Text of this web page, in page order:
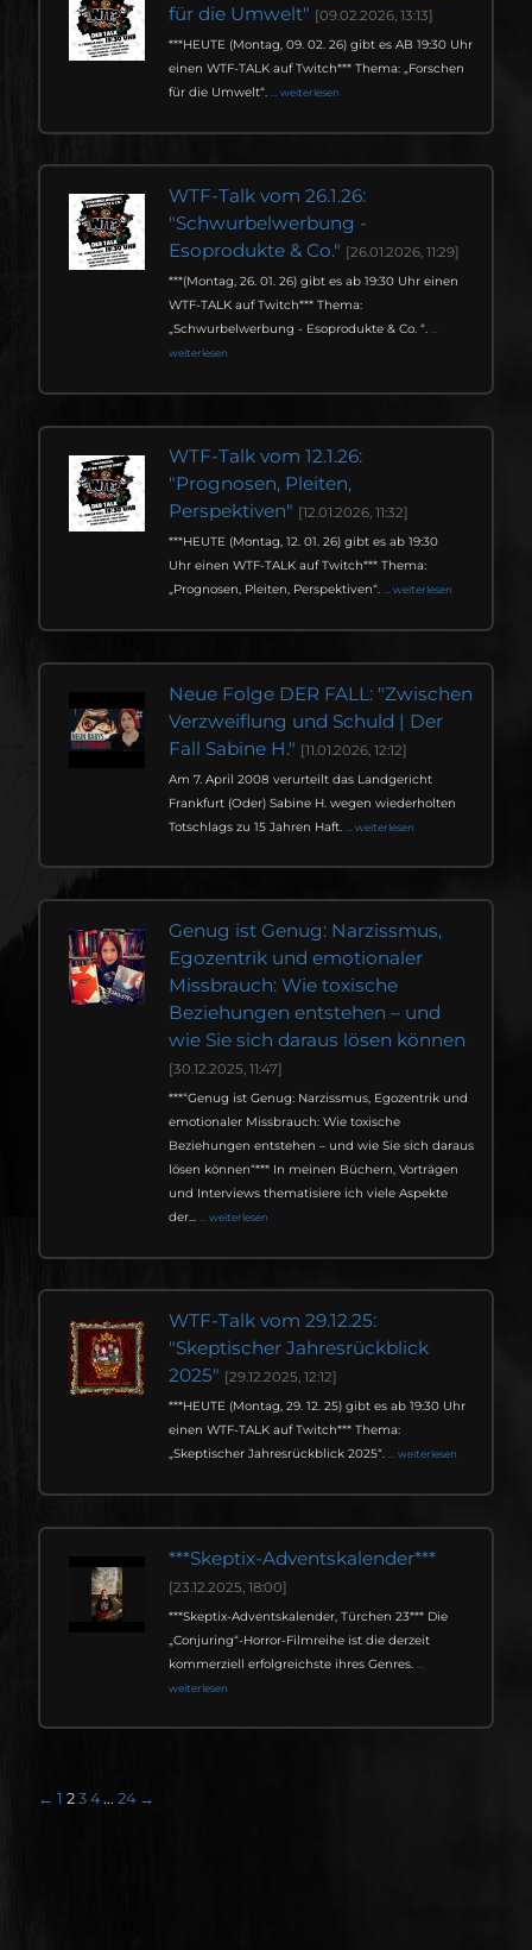
für die Umwelt" [09.02.2026, 13:13]
***HEUTE (Montag, 09. 02. 26) gibt es AB 19:30 Uhr
einen WTF-TALK auf Twitch*** Thema: „Forschen
für die Umwelt“. ... weiterlesen
WTF-Talk vom 26.1.26:
"Schwurbelwerbung -
Esoprodukte & Co." [26.01.2026, 11:29]
***(Montag, 26. 01. 26) gibt es ab 19:30 Uhr einen
WTF-TALK auf Twitch*** Thema:
„Schwurbelwerbung - Esoprodukte & Co. “....
weiterlesen
WTF-Talk vom 12.1.26:
"Prognosen, Pleiten,
Perspektiven" [12.01.2026, 11:32]
***HEUTE (Montag, 12. 01. 26) gibt es ab 19:30
Uhr einen WTF-TALK auf Twitch*** Thema:
„Prognosen, Pleiten, Perspektiven“.... weiterlesen
Neue Folge DER FALL: "Zwischen
Verzweiflung und Schuld | Der
Fall Sabine H." [11.01.2026, 12:12]
Am 7. April 2008 verurteilt das Landgericht
Frankfurt (Oder) Sabine H. wegen wiederholten
Totschlags zu 15 Jahren Haft. ... weiterlesen
Genug ist Genug: Narzissmus,
Egozentrik und emotionaler
Missbrauch: Wie toxische
Beziehungen entstehen – und
wie Sie sich daraus lösen können
[30.12.2025, 11:47]
***“Genug ist Genug: Narzissmus, Egozentrik und
emotionaler Missbrauch: Wie toxische
Beziehungen entstehen – und wie Sie sich daraus
lösen können“*** In meinen Büchern, Vorträgen
und Interviews thematisiere ich viele Aspekte
der... ... weiterlesen
WTF-Talk vom 29.12.25:
"Skeptischer Jahresrückblick
2025" [29.12.2025, 12:12]
***HEUTE (Montag, 29. 12. 25) gibt es ab 19:30 Uhr
einen WTF-TALK auf Twitch*** Thema:
„Skeptischer Jahresrückblick 2025“.... weiterlesen
***Skeptix-Adventskalender***
[23.12.2025, 18:00]
***Skeptix-Adventskalender, Türchen 23*** Die
„Conjuring“-Horror-Filmreihe ist die derzeit
kommerziell erfolgreichste ihres Genres.
weiterlesen
← 1 2 3 4 ... 24 →